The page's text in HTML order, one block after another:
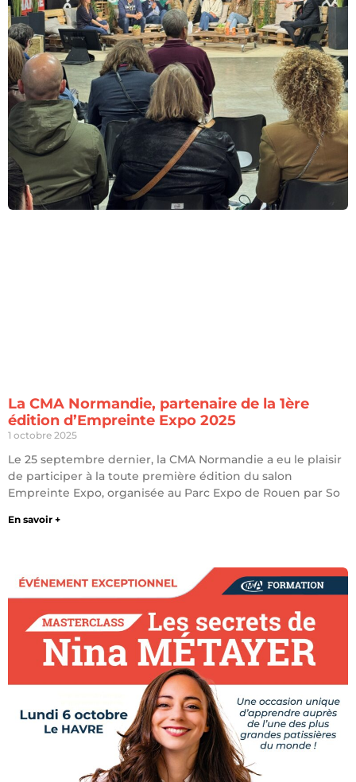
La CMA Normandie, partenaire de la 1ère
édition d’Empreinte Expo 2025
1 octobre 2025
Le 25 septembre dernier, la CMA Normandie a eu le plaisir
de participer à la toute première édition du salon
Empreinte Expo, organisée au Parc Expo de Rouen par So
En savoir +